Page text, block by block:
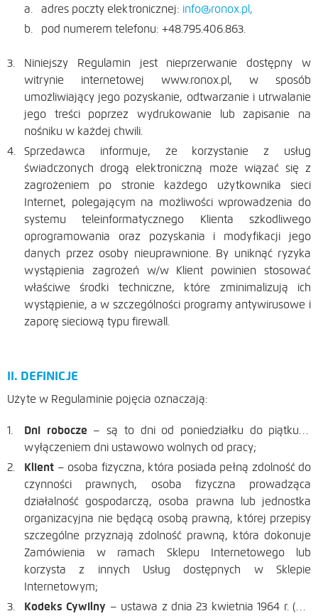
adres poczty elektronicznej: info@ronox.pl,
pod numerem telefonu: +48.795.406.863.
Niniejszy Regulamin jest nieprzerwanie dostępny w
witrynie internetowej www.ronox.pl, w sposób
umożliwiający jego pozyskanie, odtwarzanie i utrwalanie
jego treści poprzez wydrukowanie lub zapisanie na
nośniku w każdej chwili.
Sprzedawca informuje, że korzystanie z usług
świadczonych drogą elektroniczną może wiązać się z
zagrożeniem po stronie każdego użytkownika sieci
Internet, polegającym na możliwości wprowadzenia do
systemu teleinformatycznego Klienta szkodliwego
oprogramowania oraz pozyskania i modyfikacji jego
danych przez osoby nieuprawnione. By uniknąć ryzyka
wystąpienia zagrożeń w/w Klient powinien stosować
właściwe środki techniczne, które zminimalizują ich
wystąpienie, a w szczególności programy antywirusowe i
zaporę sieciową typu firewall.
II. DEFINICJE
Użyte w Regulaminie pojęcia oznaczają:
Dni robocze– są to dni od poniedziałku do piątku z
wyłączeniem dni ustawowo wolnych od pracy;
Klient – osoba fizyczna, która posiada pełną zdolność do
czynności prawnych, osoba fizyczna prowadząca
działalność gospodarczą, osoba prawna lub jednostka
organizacyjna nie będącą osobą prawną, której przepisy
szczególne przyznają zdolność prawną, która dokonuje
Zamówienia w ramach Sklepu Internetowego lub
korzysta z innych Usług dostępnych w Sklepie
Internetowym;
Kodeks Cywilny – ustawa z dnia 23 kwietnia 1964 r. (Dz.